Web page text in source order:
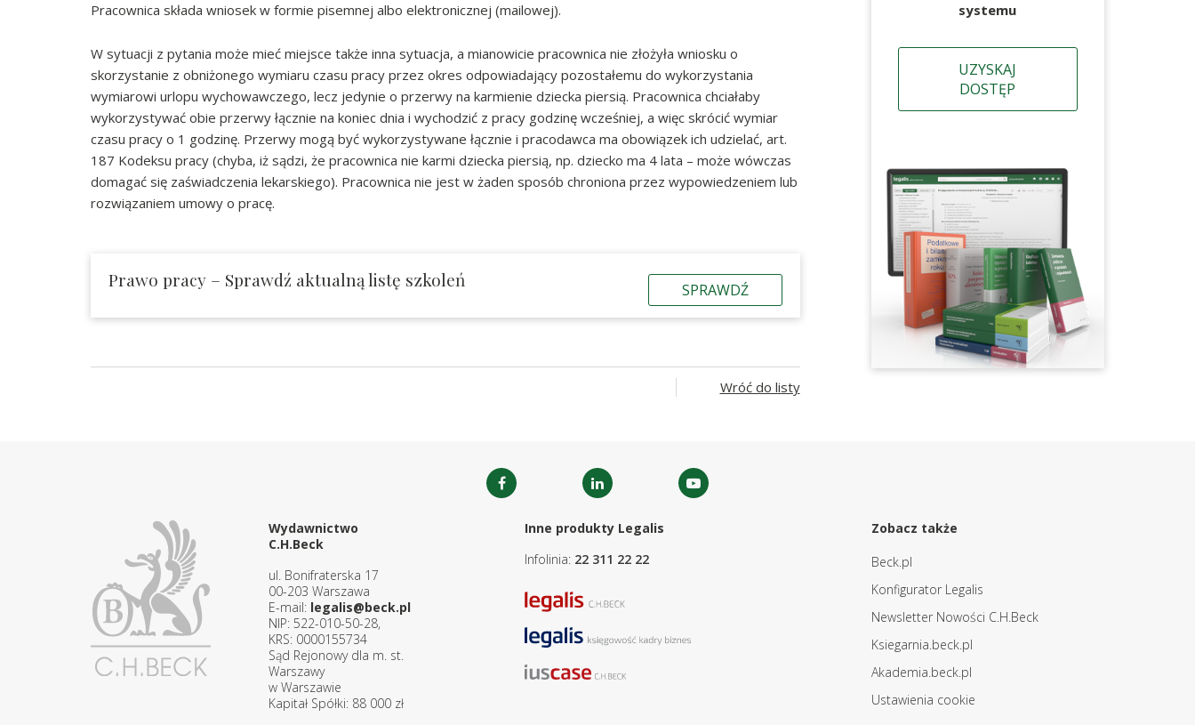
Pracownica składa wniosek w formie pisemnej albo elektronicznej (mailowej).
W sytuacji z pytania może mieć miejsce także inna sytuacja, a mianowicie pracownica nie złożyła wniosku o
skorzystanie z obniżonego wymiaru czasu pracy przez okres odpowiadający pozostałemu do wykorzystania
wymiarowi urlopu wychowawczego, lecz jedynie o przerwy na karmienie dziecka piersią. Pracownica chciałaby
wykorzystywać obie przerwy łącznie na koniec dnia i wychodzić z pracy godzinę wcześniej, a więc skrócić wymiar
czasu pracy o 1 godzinę. Przerwy mogą być wykorzystywane łącznie i pracodawca ma obowiązek ich udzielać, art.
187 Kodeksu pracy (chyba, iż sądzi, że pracownica nie karmi dziecka piersią, np. dziecko ma 4 lata – może wówczas
domagać się zaświadczenia lekarskiego). Pracownica nie jest w żaden sposób chroniona przez wypowiedzeniem lub
rozwiązaniem umowy o pracę.
Prawo pracy – Sprawdź aktualną listę szkoleń SPRAWDŹ
Wróć do listy
systemu
UZYSKAJ
DOSTĘP
Wydawnictwo
C.H.Beck
ul. Bonifraterska 17
00-203 Warszawa
E-mail: legalis@beck.pl
NIP: 522-010-50-28,
KRS: 0000155734
Sąd Rejonowy dla m. st.
Warszawy
w Warszawie
Kapitał Spółki: 88 000 zł
Inne produkty Legalis
Infolinia: 22 311 22 22
Zobacz także
Beck.pl
Konfigurator Legalis
Newsletter Nowości C.H.Beck
Ksiegarnia.beck.pl
Akademia.beck.pl
Ustawienia cookie